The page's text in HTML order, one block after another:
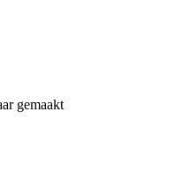
gemaakt